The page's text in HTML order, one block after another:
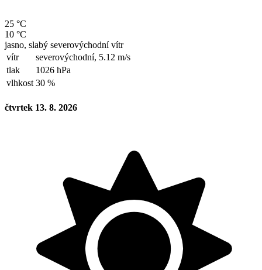
25 °C
10 °C
jasno, slabý severovýchodní vítr
vítr
severovýchodní, 5.12 m/s
tlak
1026 hPa
vlhkost 30 %
čtvrtek 13. 8. 2026